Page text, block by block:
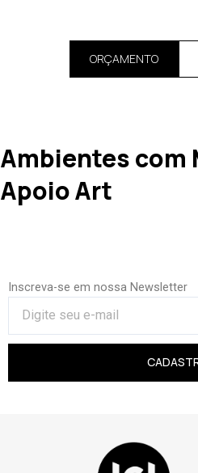
ORÇAMENTO
Ambientes com
Apoio Art
Inscreva-se em nossa Newsletter